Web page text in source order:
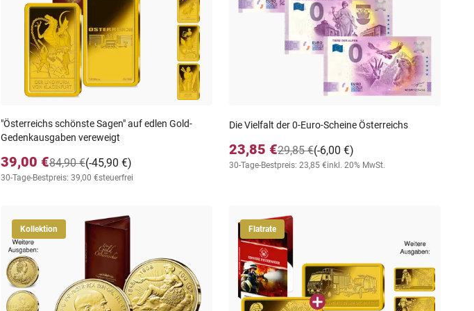
"Österreichs schönste Sagen" auf edlen Gold-
Gedenkausgaben vereweigt
39,00 € (-45,90 €)
84,90 €
30-Tage-Bestpreis: 39,00 €steuerfrei
Die Vielfalt der 0-Euro-Scheine Österreichs
23,85 € (-6,00 €)
29,85 €
30-Tage-Bestpreis: 23,85 €inkl. 20% MwSt.
Kollektion Flatrate